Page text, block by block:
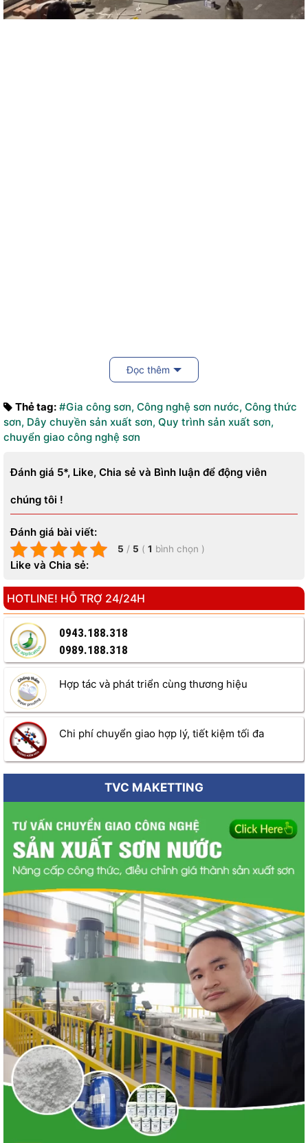
Đọc thêm
Thẻ tag: #Gia công sơn, Công nghệ sơn nước, Công thức
sơn, Dây chuyền sản xuất sơn, Quy trình sản xuất sơn,
chuyển giao công nghệ sơn
Đánh giá 5*, Like, Chia sẻ và Bình luận để động viên
chúng tôi !
Đánh giá bài viết:
5 / 5 ( 1 bình chọn )
Like và Chia sẻ:
HOTLINE! HỖ TRỢ 24/24H
0943.188.318
0989.188.318
Hợp tác và phát triển cùng thương hiệu
Chi phí chuyển giao hợp lý, tiết kiệm tối đa
TVC MAKETTING